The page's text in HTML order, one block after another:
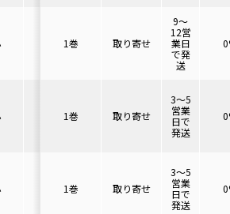
40mm以上 6.6mm
42mm以上 7.0mm
42mm以上 7.0mm
1巻 取り寄せ
9～
12営
業日
で発
送
1巻 取り寄せ
3～5
営業
日で
発送
1巻 取り寄せ
3～5
営業
日で
発送